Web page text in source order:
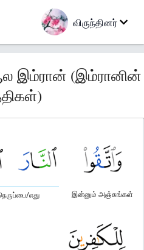
விருந்தினர்
இம்ரான் (இம்ரானின்
இன்னும் அஞ்சுங்கள்
எது